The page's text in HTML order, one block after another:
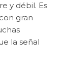
y débil. Es
gran
la señal